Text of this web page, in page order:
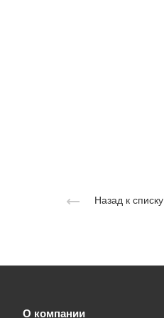
Назад к списку
О компании